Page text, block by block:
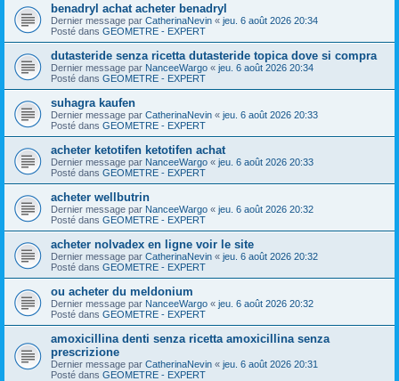
benadryl achat acheter benadryl
Dernier message par CatherinaNevin « jeu. 6 août 2026 20:34
Posté dans GEOMETRE - EXPERT
dutasteride senza ricetta dutasteride topica dove si compra
Dernier message par NanceeWargo « jeu. 6 août 2026 20:34
Posté dans GEOMETRE - EXPERT
suhagra kaufen
Dernier message par CatherinaNevin « jeu. 6 août 2026 20:33
Posté dans GEOMETRE - EXPERT
acheter ketotifen ketotifen achat
Dernier message par NanceeWargo « jeu. 6 août 2026 20:33
Posté dans GEOMETRE - EXPERT
acheter wellbutrin
Dernier message par NanceeWargo « jeu. 6 août 2026 20:32
Posté dans GEOMETRE - EXPERT
acheter nolvadex en ligne voir le site
Dernier message par CatherinaNevin « jeu. 6 août 2026 20:32
Posté dans GEOMETRE - EXPERT
ou acheter du meldonium
Dernier message par NanceeWargo « jeu. 6 août 2026 20:32
Posté dans GEOMETRE - EXPERT
amoxicillina denti senza ricetta amoxicillina senza
prescrizione
Dernier message par CatherinaNevin « jeu. 6 août 2026 20:31
Posté dans GEOMETRE - EXPERT